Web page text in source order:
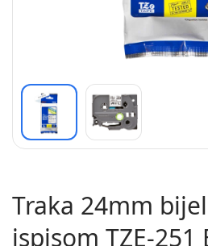
Traka 24mm
ispisom TZE-251